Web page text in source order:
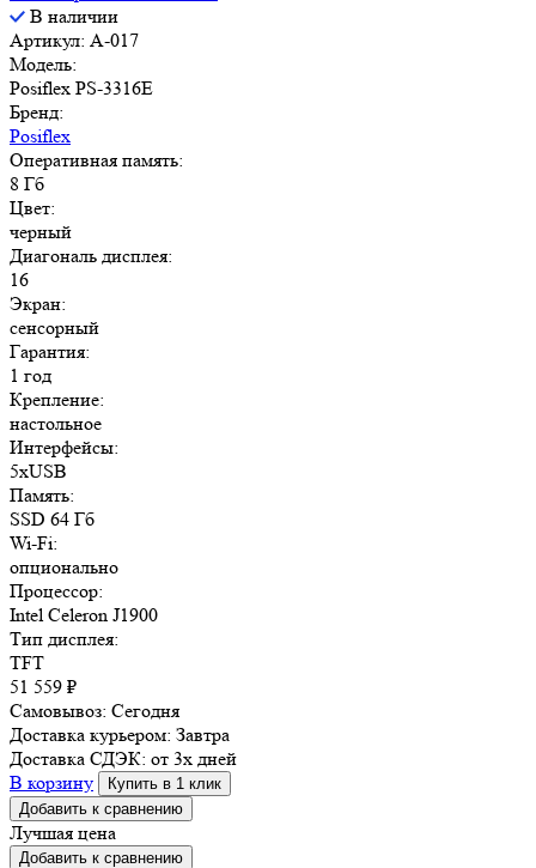
В наличии
Артикул: A-017
Модель:
Posiflex PS-3316E
Бренд:
Posiflex
Оперативная память:
8 Гб
Цвет:
черный
Диагональ дисплея:
16
Экран:
сенсорный
Гарантия:
1 год
Крепление:
настольное
Интерфейсы:
5хUSB
Память:
SSD 64 Гб
Wi-Fi:
опционально
Процессор:
Intel Celeron J1900
Тип дисплея:
TFT
51 559 ₽
Самовывоз: Сегодня
Доставка курьером: Завтра
Доставка СДЭК: от 3х дней
В корзину
Купить в 1 клик
Добавить к сравнению
Лучшая цена
Добавить к сравнению